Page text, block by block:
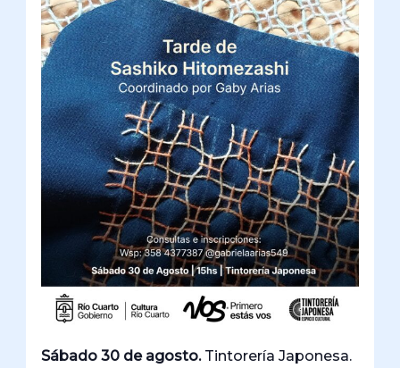
Sábado 30 de agosto.Tintorería Japonesa.